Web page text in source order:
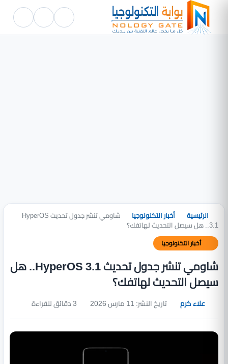
الرئيسية أخبار التكنولوجيا شاومي تنشر جدول تحديث HyperOS
3.1.. هل سيصل التحديث لهاتفك؟
أخبار التكنولوجيا
شاومي تنشر جدول تحديث HyperOS 3.1.. هل
سيصل التحديث لهاتفك؟
علاء كرم تاريخ النشر: 11 مارس 2026